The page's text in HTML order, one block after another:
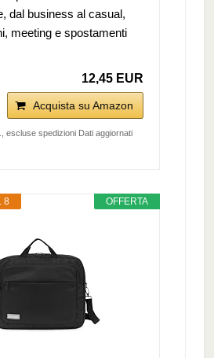
dal business al casual,
meeting e spostamenti
12,45 EUR
Acquista su Amazon
escluse spedizioni Dati aggiornati
OFFERTA
8